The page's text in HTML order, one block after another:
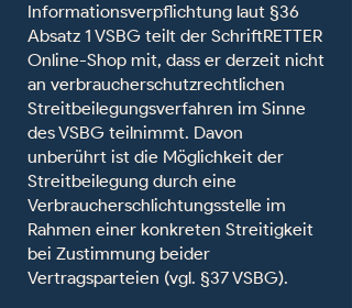
Informationsverpflichtung laut §36
Absatz 1 VSBG teilt der SchriftRETTER
Online-Shop mit, dass er derzeit nicht
an verbraucherschutzrechtlichen
Streitbeilegungsverfahren im Sinne
des VSBG teilnimmt. Davon
unberührt ist die Möglichkeit der
Streitbeilegung durch eine
Verbraucherschlichtungsstelle im
Rahmen einer konkreten Streitigkeit
bei Zustimmung beider
Vertragsparteien (vgl. §37 VSBG).